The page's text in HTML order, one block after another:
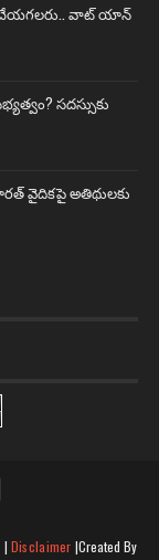
చేయగలరు.. వాట్ యాన్
సదస్సుకు
వైదికపై అతిథులకు
| Disclaimer |Created By